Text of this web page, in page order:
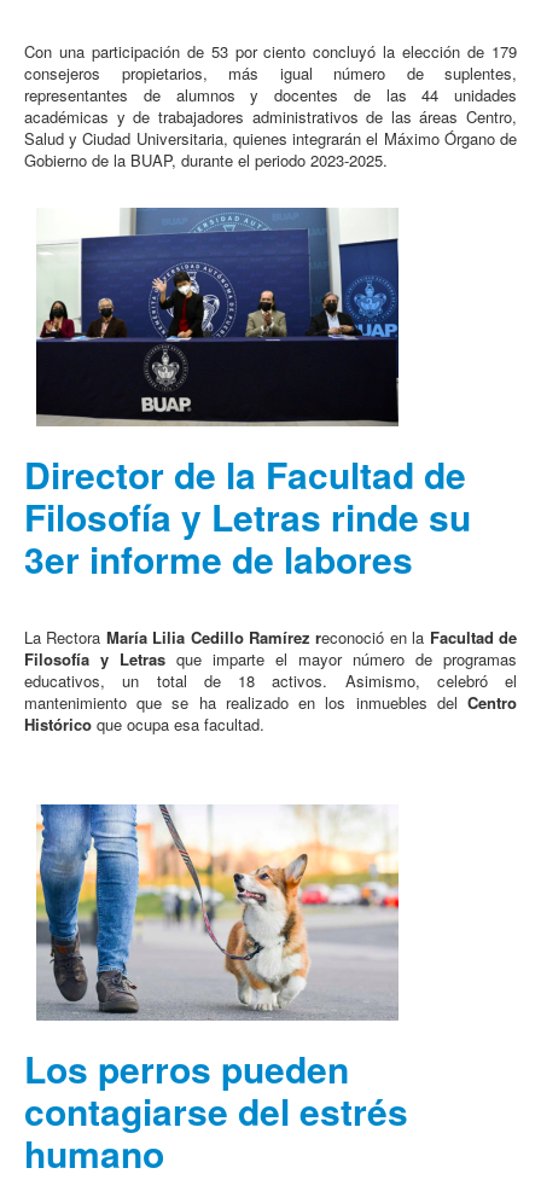
Con una participación de 53 por ciento concluyó la elección de 179
consejeros propietarios, más igual número de suplentes,
representantes de alumnos y docentes de las 44 unidades
académicas y de trabajadores administrativos de las áreas Centro,
Salud y Ciudad Universitaria, quienes integrarán el Máximo Órgano de
Gobierno de la BUAP, durante el periodo 2023-2025.
Director de la Facultad de
Filosofía y Letras rinde su
3er informe de labores
La Rectora María Lilia Cedillo Ramírez reconoció en la Facultad de
Filosofía y Letras que imparte el mayor número de programas
educativos, un total de 18 activos. Asimismo, celebró el
mantenimiento que se ha realizado en los inmuebles del Centro
Histórico que ocupa esa facultad.
Los perros pueden
contagiarse del estrés
humano